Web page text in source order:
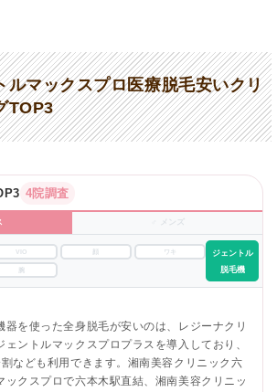
ルマックスプロ医療脱毛安いクリ
TOP3
4院調査
♂ メンズ
VIO ワキ
ジェントル
脱毛機
器を使った全身脱毛が安いのは、レジーナクリ
ェントルマックスプロプラスを導入しており、
なども利用できます。湘南美容クリニック六
ックスプロで六本木駅直結、湘南美容クリニッ